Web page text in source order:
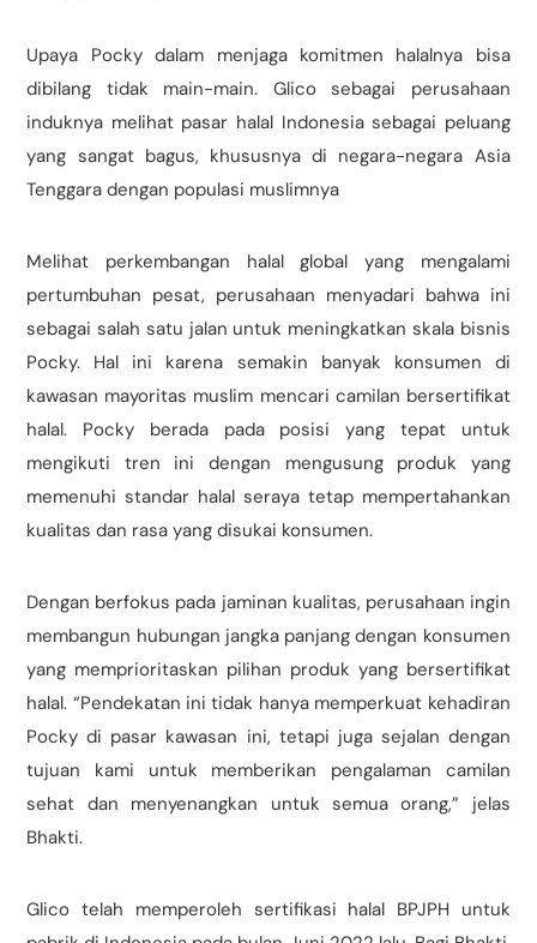
Upaya Pocky dalam menjaga komitmen halalnya bisa
dibilang tidak main-main. Glico sebagai perusahaan
induknya melihat pasar halal Indonesia sebagai peluang
yang sangat bagus, khususnya di negara-negara Asia
Tenggara dengan populasi muslimnya
Melihat perkembangan halal global yang mengalami
pertumbuhan pesat, perusahaan menyadari bahwa ini
sebagai salah satu jalan untuk meningkatkan skala bisnis
Pocky. Hal ini karena semakin banyak konsumen di
kawasan mayoritas muslim mencari camilan bersertifikat
halal. Pocky berada pada posisi yang tepat untuk
mengikuti tren ini dengan mengusung produk yang
memenuhi standar halal seraya tetap mempertahankan
kualitas dan rasa yang disukai konsumen.
Dengan berfokus pada jaminan kualitas, perusahaan ingin
membangun hubungan jangka panjang dengan konsumen
yang memprioritaskan pilihan produk yang bersertifikat
halal. “Pendekatan ini tidak hanya memperkuat kehadiran
Pocky di pasar kawasan ini, tetapi juga sejalan dengan
tujuan kami untuk memberikan pengalaman camilan
sehat dan menyenangkan untuk semua orang,” jelas
Bhakti.
Glico telah memperoleh sertifikasi halal BPJPH untuk